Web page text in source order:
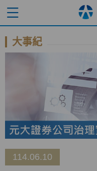
大事紀
114.06.10